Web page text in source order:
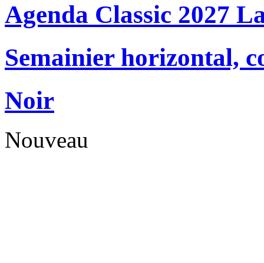
Agenda Classic 2027
Semainier horizontal,
Noir
Nouveau